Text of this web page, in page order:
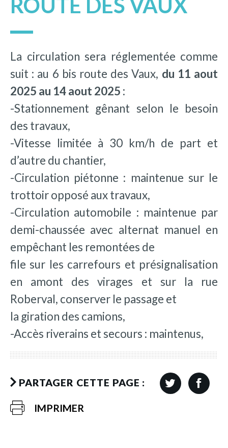
ROUTE DES VAUX
La circulation sera réglementée comme
suit : au 6 bis route des Vaux, du 11 aout
2025 au 14 aout 2025 :
-Stationnement gênant selon le besoin
des travaux,
-Vitesse limitée à 30 km/h de part et
d’autre du chantier,
-Circulation piétonne : maintenue sur le
trottoir opposé aux travaux,
-Circulation automobile : maintenue par
demi-chaussée avec alternat manuel en
empêchant les remontées de
file sur les carrefours et présignalisation
en amont des virages et sur la rue
Roberval, conserver le passage et
la giration des camions,
-Accès riverains et secours : maintenus,
PARTAGER CETTE PAGE :
IMPRIMER